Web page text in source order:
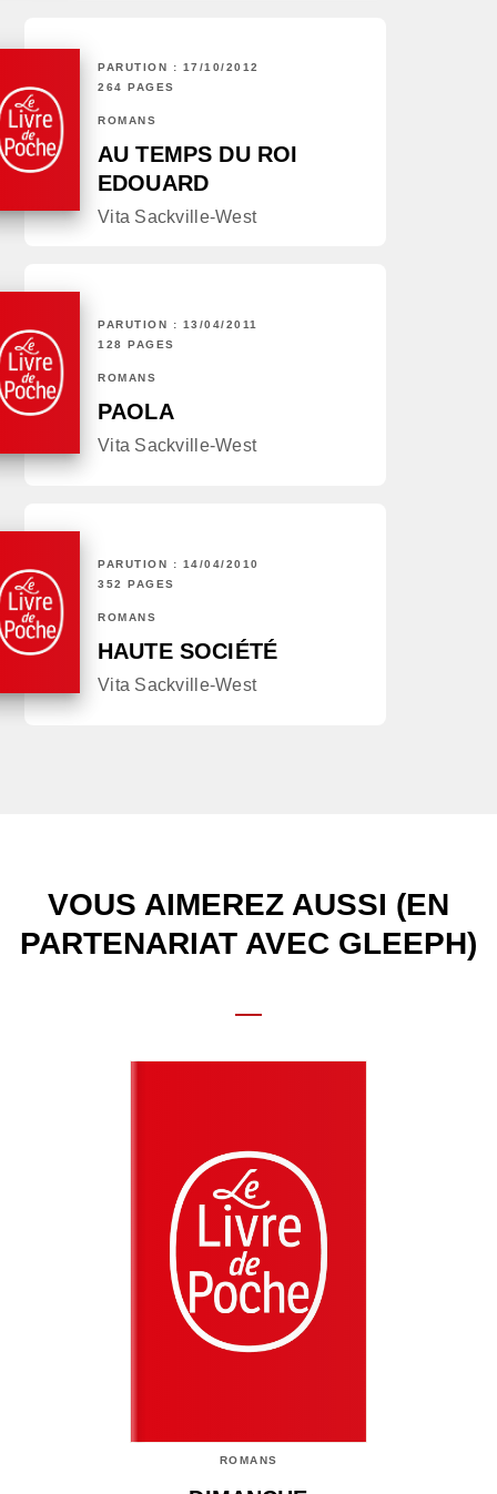
PARUTION : 17/10/2012
264 PAGES
ROMANS
AU TEMPS DU ROI
EDOUARD
Vita Sackville-West
PARUTION : 13/04/2011
128 PAGES
ROMANS
PAOLA
Vita Sackville-West
PARUTION : 14/04/2010
352 PAGES
ROMANS
HAUTE SOCIÉTÉ
Vita Sackville-West
VOUS AIMEREZ AUSSI (EN
PARTENARIAT AVEC GLEEPH)
ROMANS